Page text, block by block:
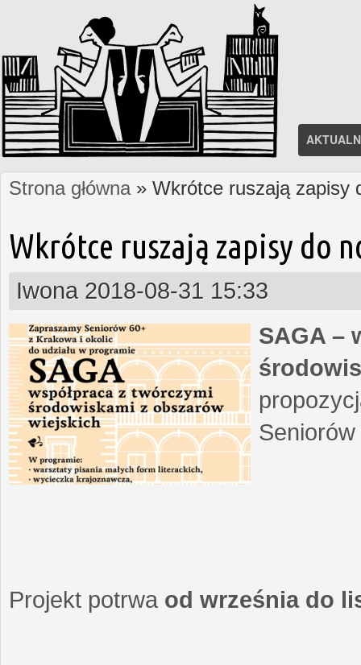
Jesteś tutaj
Strona główna» Wkrótce ruszają zapisy
Wkrótce ruszają zapisy do
Iwona 2018-08-31 15:33
SAGA –
Projekt potrwa od września do